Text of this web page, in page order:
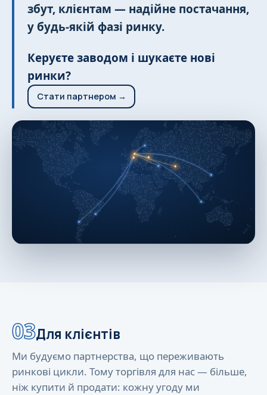
збут, клієнтам — надійне постачання,
у будь-якій фазі ринку.
Керуєте заводом і шукаєте нові
ринки?
Стати партнером →
03Для клієнтів
Ми будуємо партнерства, що переживають
ринкові цикли. Тому торгівля для нас — більше,
ніж купити й продати: кожну угоду ми